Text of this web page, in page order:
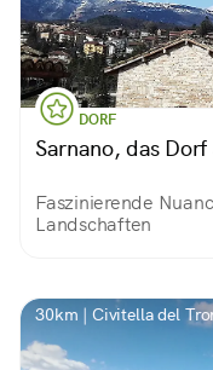
DORF
Sarnano, das
Faszinierende
Landschaften
30km | Civitella del